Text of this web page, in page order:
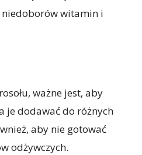
niedoborów witamin i
ważne jest, aby
je dodawać do różnych
aby nie gotować
odżywczych.